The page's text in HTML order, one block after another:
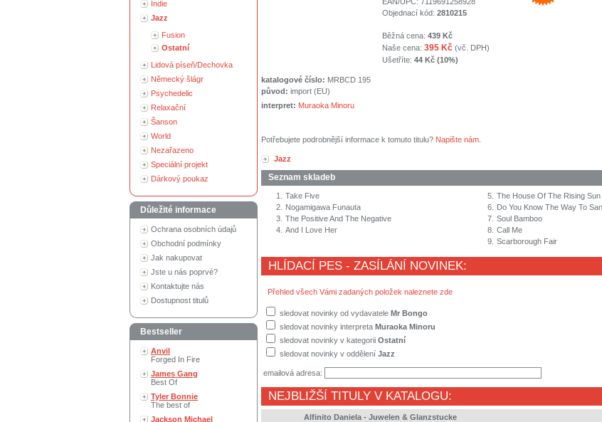
Indie
Jazz
Fusion
Ostatní
Lidová píseň/Dechovka
Německý šlágr
Psychedelic
Relaxační
Šanson
World
Nezařazeno
Speciální projekt
Dárkový poukaz
Důležité informace
Ochrana osobních údajů
Obchodní podmínky
Jak nakupovat
Jste u nás poprvé?
Kontaktujte nás
Dostupnost titulů
Bestseller
Anvil
Forged In Fire
James Gang
Best Of
Tyler Bonnie
The best of
Jackson Michael
Objednací kód: 2810215
Běžná cena: 439 Kč
Naše cena: 395 Kč (vč. DPH)
Ušetříte: 44 Kč (10%)
katalogové číslo: MRBCD 195
původ: import (EU)
interpret: Muraoka Minoru
Potřebujete podrobnější informace k tomuto titulu? Napište nám
Jazz
Seznam skladeb
1.
Take Five
2.
Nogamigawa Funauta
3. The Positive And The Negative
4. And I Love Her
5. The House Of The Rising Sun
6.
Do You Know The Way To
7. Soul Bamboo
8. Call Me
9. Scarborough Fair
HLÍDACÍ PES - ZASÍLÁNÍ NOVINEK:
Přehled všech Vámi zadaných položek naleznete zde
sledovat novinky od vydavatele Mr Bongo
sledovat novinky interpreta Muraoka Minoru
sledovat novinky v kategorii Ostatní
sledovat novinky v oddělení Jazz
emailová adresa:
NEJBLIŽŠÍ TITULY V KATALOGU:
Alfinito Daniela - Juwelen & Glanzstucke